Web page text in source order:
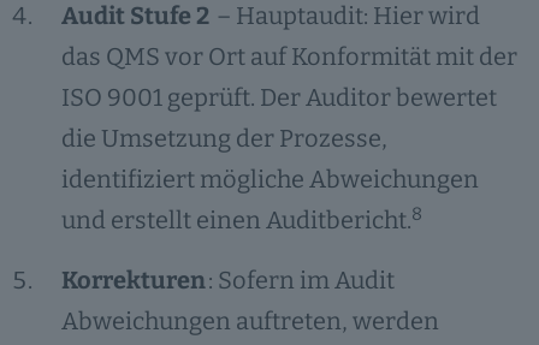
Audit Stufe 2 – Hauptaudit: Hier wird
das QMS vor Ort auf Konformität mit der
ISO 9001 geprüft. Der Auditor bewertet
die Umsetzung der Prozesse,
identifiziert mögliche Abweichungen
und erstellt einen Auditbericht.8
Korrekturen: Sofern im Audit
Abweichungen auftreten, werden